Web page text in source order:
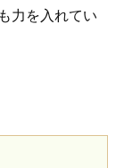
力を入れてい